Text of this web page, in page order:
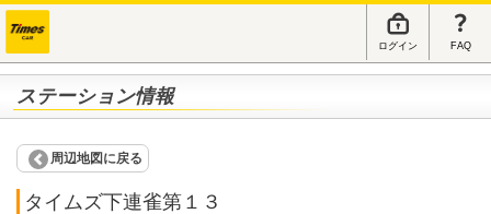
ログイン FAQ
ステーション情報
周辺地図に戻る
タイムズ下連雀第１３